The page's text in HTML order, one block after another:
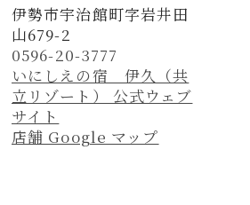
伊勢市宇治館町字岩井田
山679-2
0596-20-3777
いにしえの宿 伊久（共
立リゾート） 公式ウェブ
サイト
店舗 Google マップ